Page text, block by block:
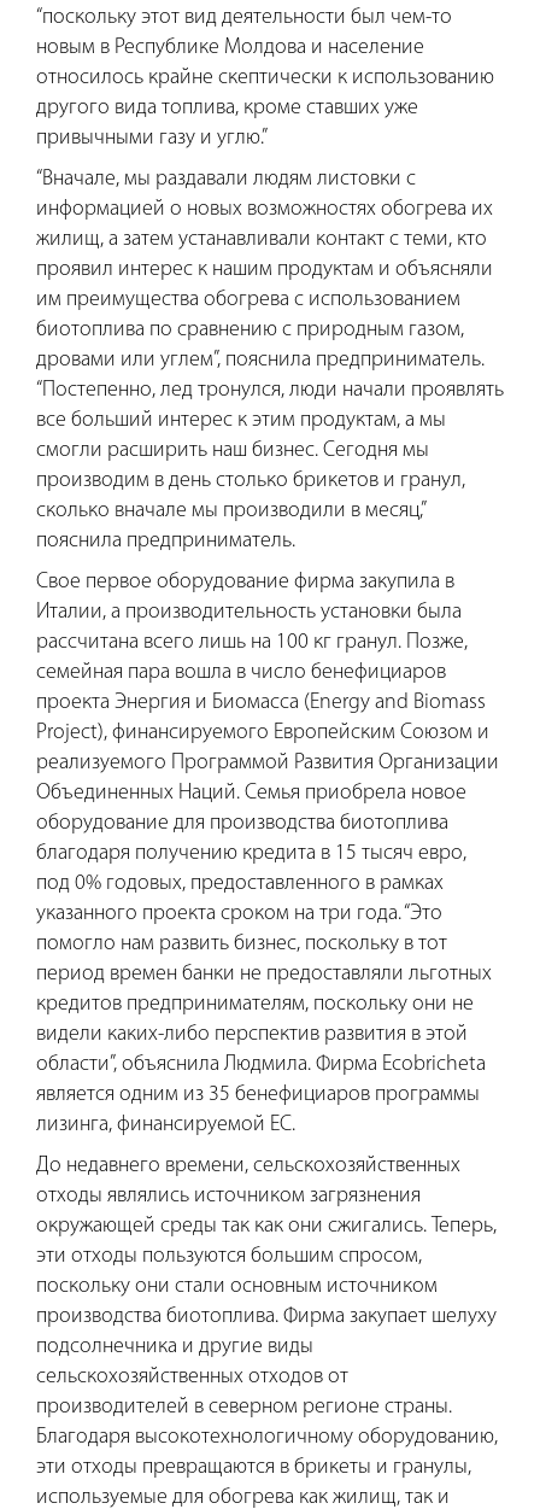
“поскольку этот вид деятельности был чем-то
новым в Республике Молдова и население
относилось крайне скептически к использованию
другого вида топлива, кроме ставших уже
привычными газу и углю.”
“Вначале, мы раздавали людям листовки с
информацией о новых возможностях обогрева их
жилищ, а затем устанавливали контакт с теми, кто
проявил интерес к нашим продуктам и объясняли
им преимущества обогрева с использованием
биотоплива по сравнению с природным газом,
дровами или углем”, пояснила предприниматель.
“Постепенно, лед тронулся, люди начали проявлять
все больший интерес к этим продуктам, а мы
смогли расширить наш бизнес. Сегодня мы
производим в день столько брикетов и гранул,
сколько вначале мы производили в месяц,”
пояснила предприниматель.
Свое первое оборудование фирма закупила в
Италии, а производительность установки была
рассчитана всего лишь на 100 кг гранул. Позже,
семейная пара вошла в число бенефициаров
проекта Энергия и Биомасса (Energy and Biomass
Project), финансируемого Европейским Союзом и
реализуемого Программой Развития Организации
Объединенных Наций. Семья приобрела новое
оборудование для производства биотоплива
благодаря получению кредита в 15 тысяч евро,
под 0% годовых, предоставленного в рамках
указанного проекта сроком на три года. “Это
помогло нам развить бизнес, поскольку в тот
период времен банки не предоставляли льготных
кредитов предпринимателям, поскольку они не
видели каких-либо перспектив развития в этой
области”, объяснила Людмила. Фирма Ecobricheta
является одним из 35 бенефициаров программы
лизинга, финансируемой ЕС.
До недавнего времени, сельскохозяйственных
отходы являлись источником загрязнения
окружающей среды так как они сжигались. Теперь,
эти отходы пользуются большим спросом,
поскольку они стали основным источником
производства биотоплива. Фирма закупает шелуху
подсолнечника и другие виды
сельскохозяйственных отходов от
производителей в северном регионе страны.
Благодаря высокотехнологичному оборудованию,
эти отходы превращаются в брикеты и гранулы,
используемые для обогрева как жилищ, так и